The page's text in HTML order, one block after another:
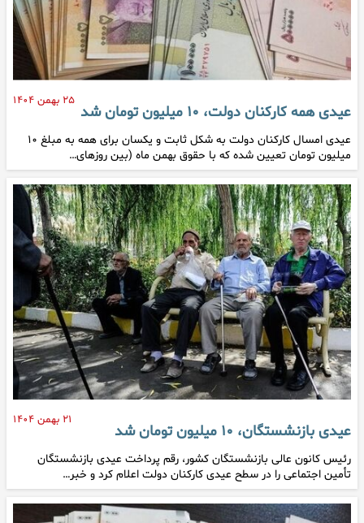
۲۵ بهمن ۱۴۰۴
عیدی همه کارکنان دولت، ۱۰ میلیون تومان شد
عیدی امسال کارکنان دولت به شکل ثابت و یکسان برای همه به مبلغ ۱۰
میلیون تومان تعیین شده که با حقوق بهمن ماه (بین روزهای…
۲۱ بهمن ۱۴۰۴
عیدی بازنشستگان، ۱۰ میلیون تومان شد
رئیس کانون عالی بازنشستگان کشور، رقم پرداخت عیدی بازنشستگان
تأمین اجتماعی را در سطح عیدی کارکنان دولت اعلام کرد و خبر…